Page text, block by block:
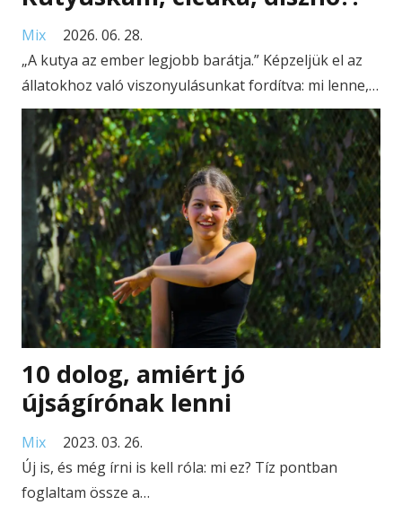
Mix
2026. 06. 28.
„A kutya az ember legjobb barátja.” Képzeljük el az
állatokhoz való viszonyulásunkat fordítva: mi lenne,…
10 dolog, amiért jó
újságírónak lenni
Mix
2023. 03. 26.
Új is, és még írni is kell róla: mi ez? Tíz pontban
foglaltam össze a…